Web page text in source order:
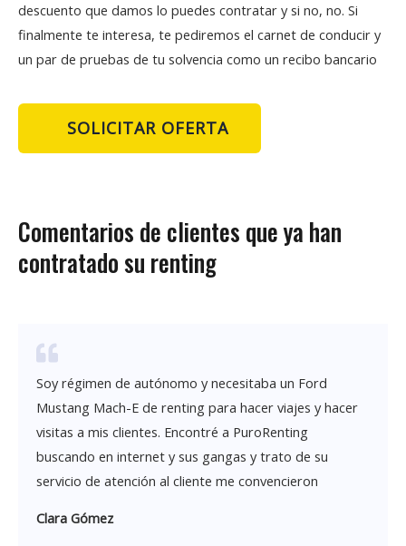
descuento que damos lo puedes contratar y si no, no. Si
finalmente te interesa, te pediremos el carnet de conducir y
un par de pruebas de tu solvencia como un recibo bancario
SOLICITAR OFERTA
Comentarios de clientes que ya han
contratado su renting
Soy régimen de autónomo y necesitaba un Ford
Mustang Mach-E de renting para hacer viajes y hacer
visitas a mis clientes. Encontré a PuroRenting
buscando en internet y sus gangas y trato de su
servicio de atención al cliente me convencieron
Clara Gómez